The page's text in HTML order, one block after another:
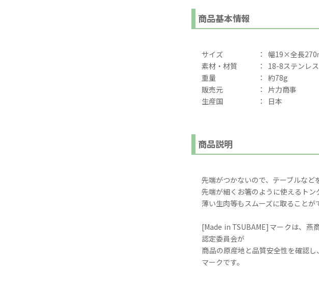
商品基本情報
サイズ ： 幅19×全長270
素材・材質
： 18-8ステンレス
重量
：約78g
販売元
： 片力商事
生産国
： 日本
商品説明
先端がつかないので、テーブルなど
先端が細くお箸のように使えるトン
薄い生肉等もスムーズに取ることが
[Made in TSUBAME]マークは、燕
認定委員会が
商品の原産地と品質安全性を確認
マークです。